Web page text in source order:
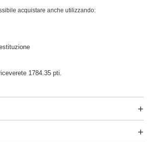
acquistare anche utilizzando:
1784.35 pti.